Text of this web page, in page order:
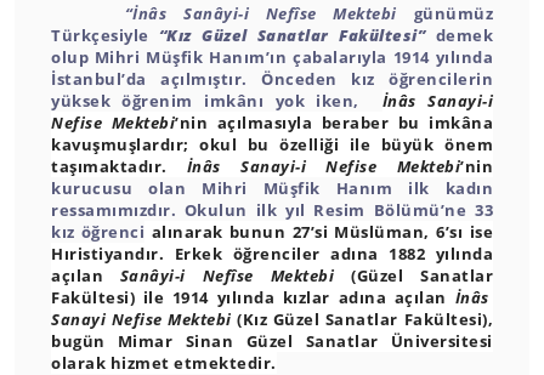
“İnâs Sanâyi-i Nefîse Mektebi günümüz
Türkçesiyle “Kız Güzel Sanatlar Fakültesi”demek
olup Mihri Müşfik Hanım’ın çabalarıyla 1914 yılında
İstanbul’da açılmıştır. Önceden kız öğrencilerin
yüksek öğrenim imkânı yok iken, İnâs Sanayi-i
Nefise Mektebi’nin açılmasıyla beraber bu imkâna
kavuşmuşlardır; okul bu özelliği ile büyük önem
taşımaktadır. İnâs Sanayi-i Nefise Mektebi’nin
kurucusu olan Mihri Müşfik Hanım ilk kadın
ressamımızdır. Okulun ilk yıl Resim Bölümü’ne 33
kız öğrenci alınarak bunun 27’si Müslüman, 6’sı ise
Hıristiyandır. Erkek öğrenciler adına 1882 yılında
açılan Sanâyi-i Nefîse Mektebi (Güzel Sanatlar
Fakültesi) ile 1914 yılında kızlar adına açılan İnâs
Sanayi Nefise Mektebi(Kız Güzel Sanatlar Fakültesi),
bugün Mimar Sinan Güzel Sanatlar Üniversitesi
olarak hizmet etmektedir.